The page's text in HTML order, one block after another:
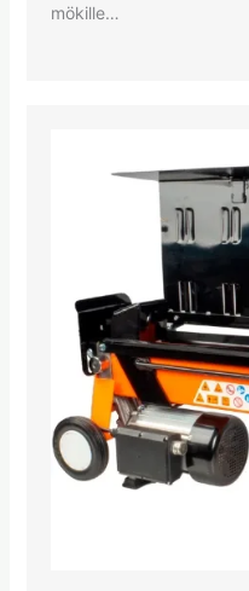
mökille…